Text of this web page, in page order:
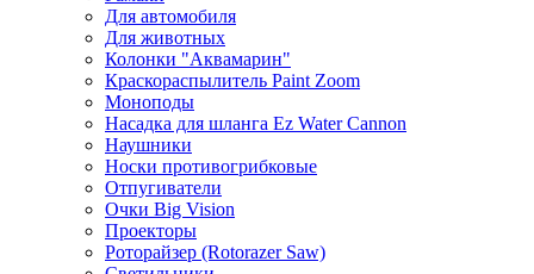
Для автомобиля
Для животных
Колонки "Аквамарин"
Краскораспылитель Paint Zoom
Моноподы
Насадка для шланга Ez Water Cannon
Наушники
Носки противогрибковые
Отпугиватели
Очки Big Vision
Проекторы
Роторайзер (Rotorazer Saw)